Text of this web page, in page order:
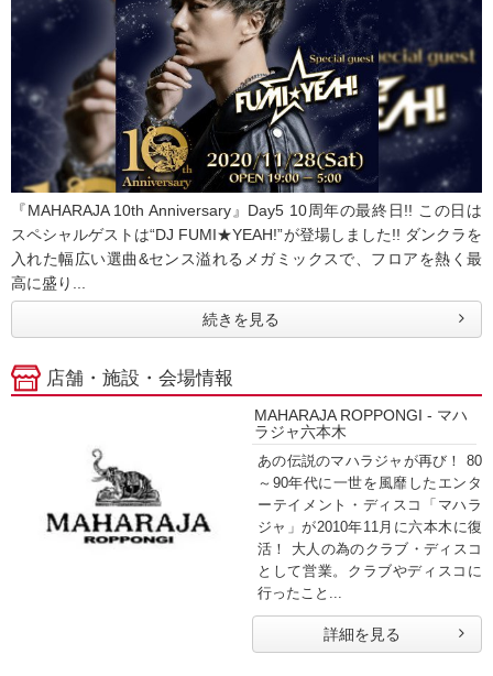
『MAHARAJA 10th Anniversary』Day5 10周年の最終日!! この日は
スペシャルゲストは“DJ FUMI★YEAH!”が登場しました!! ダンクラを
入れた幅広い選曲&センス溢れるメガミックスで、フロアを熱く最
高に盛り...
続きを見る
店舗・施設・会場情報
MAHARAJA ROPPONGI - マハ
ラジャ六本木
あの伝説のマハラジャが再び！ 80
～90年代に一世を風靡したエンタ
ーテイメント・ディスコ「マハラ
ジャ」が2010年11月に六本木に復
活！ 大人の為のクラブ・ディスコ
として営業。クラブやディスコに
行ったこと...
詳細を見る